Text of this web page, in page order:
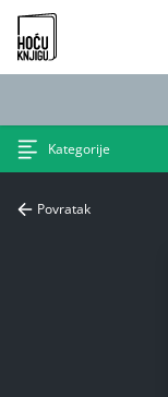
Hoću knjigu crni logo
Kategorije
Povratak